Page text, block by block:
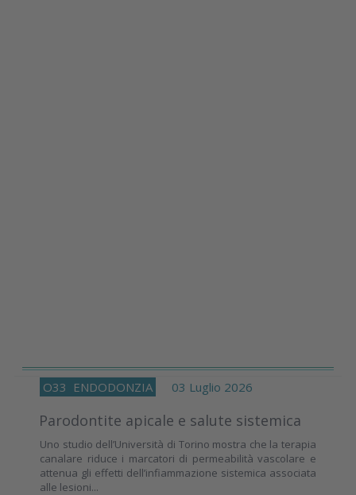
O33 ENDODONZIA 03 Luglio 2026
Parodontite apicale e salute sistemica
Uno studio dell’Università di Torino mostra che la terapia
canalare riduce i marcatori di permeabilità vascolare e
attenua gli effetti dell’infiammazione sistemica associata
alle lesioni...